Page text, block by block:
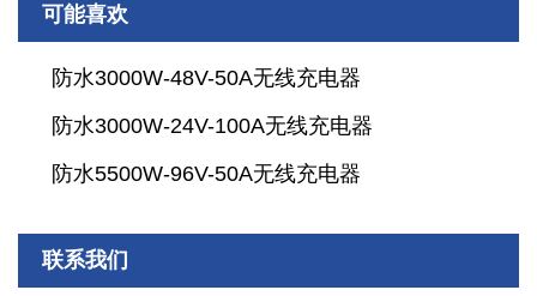
可能喜欢
防水3000W-48V-50A无线充电器
防水3000W-24V-100A无线充电器
防水5500W-96V-50A无线充电器
联系我们